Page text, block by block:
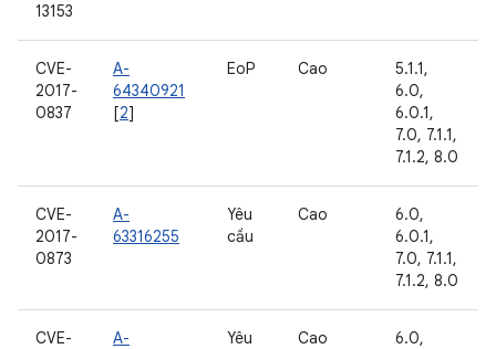
13153
CVE-
2017-
0837
A-
64340921
[2]
EoP Cao
5.1.1,
6.0,
6.0.1,
7.0, 7.1.1,
7.1.2, 8.0
CVE-
2017-
0873
A-
63316255
Yêu
cầu
Cao
6.0,
6.0.1,
7.0, 7.1.1,
7.1.2, 8.0
CVE-
A-
Yêu
Cao
6.0,